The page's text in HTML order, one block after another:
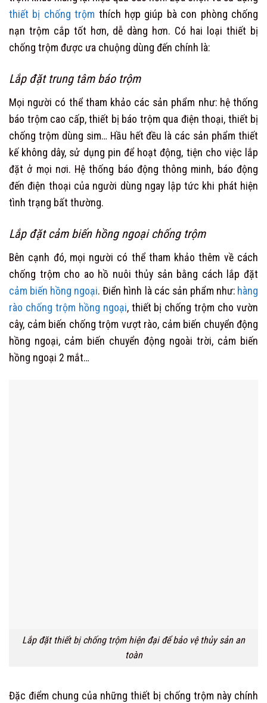
thiết bị chống trộm thích hợp giúp bà con phòng chống
nạn trộm cắp tốt hơn, dễ dàng hơn. Có hai loại thiết bị
chống trộm được ưa chuộng dùng đến chính là:
Lắp đặt trung tâm báo trộm
Mọi người có thể tham khảo các sản phẩm như: hệ thống
báo trộm cao cấp, thiết bị báo trộm qua điện thoại, thiết bị
chống trộm dùng sim… Hầu hết đều là các sản phẩm thiết
kế không dây, sử dụng pin để hoạt động, tiện cho việc lắp
đặt ở mọi nơi. Hệ thống báo động thông minh, báo động
đến điện thoại của người dùng ngay lập tức khi phát hiện
tình trạng bất thường.
Lắp đặt cảm biến hồng ngoại chống trộm
Bên cạnh đó, mọi người có thể tham khảo thêm về cách
chống trộm cho ao hồ nuôi thủy sản bằng cách lắp đặt
cảm biến hồng ngoại. Điển hình là các sản phẩm như: hàng
rào chống trộm hồng ngoại, thiết bị chống trộm cho vườn
cây, cảm biến chống trộm vượt rào, cảm biến chuyển động
hồng ngoại, cảm biến chuyển động ngoài trời, cảm biến
hồng ngoại 2 mắt…
Lắp đặt thiết bị chống trộm hiện đại để bảo vệ thủy sản an
toàn
Đặc điểm chung của những thiết bị chống trộm này chính